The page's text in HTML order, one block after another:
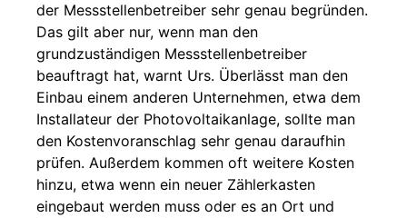
der Messstellenbetreiber sehr genau begründen.
Das gilt aber nur, wenn man den
grundzuständigen Messstellenbetreiber
beauftragt hat, warnt Urs. Überlässt man den
Einbau einem anderen Unternehmen, etwa dem
Installateur der Photovoltaikanlage, sollte man
den Kostenvoranschlag sehr genau daraufhin
prüfen. Außerdem kommen oft weitere Kosten
hinzu, etwa wenn ein neuer Zählerkasten
eingebaut werden muss oder es an Ort und